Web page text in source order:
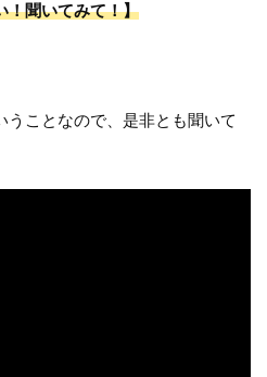
！聞いてみて！】
うことなので、是非とも聞いて